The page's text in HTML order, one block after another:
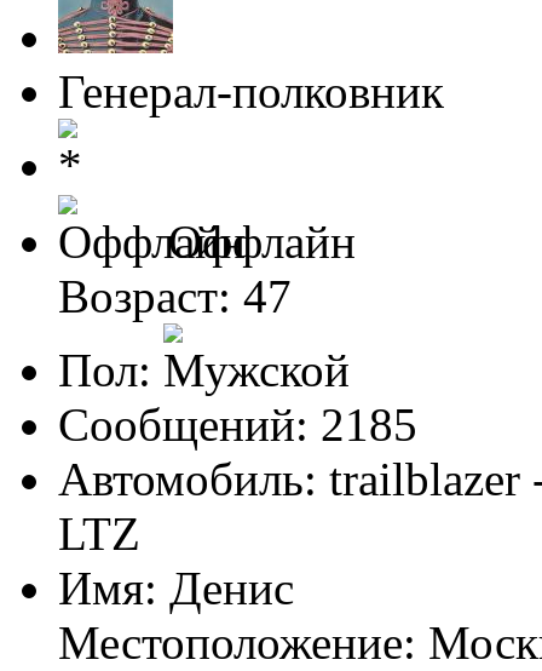
Генерал-полковник
Оффлайн
Возраст: 47
Пол:
Сообщений: 2185
Автомобиль:
LTZ
Имя: Денис
Местоположение: